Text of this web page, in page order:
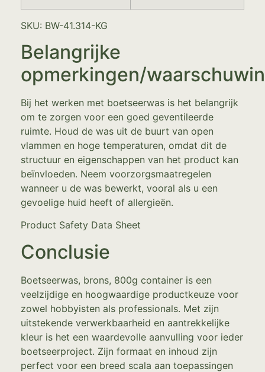
SKU: BW-41.314-KG
Belangrijke
opmerkingen/
Bij het werken met boetseerwas is het belangrijk
om te zorgen voor een goed geventileerde
ruimte. Houd de was uit de buurt van open
vlammen en hoge temperaturen, omdat dit de
structuur en eigenschappen van het product kan
beïnvloeden. Neem voorzorgsmaatregelen
wanneer u de was bewerkt, vooral als u een
gevoelige huid heeft of allergieën.
Product Safety Data Sheet
Conclusie
Boetseerwas, brons, 800g container is een
veelzijdige en hoogwaardige productkeuze voor
zowel hobbyisten als professionals. Met zijn
uitstekende verwerkbaarheid en aantrekkelijke
kleur is het een waardevolle aanvulling voor ieder
boetseerproject. Zijn formaat en inhoud zijn
perfect voor een breed scala aan toepassingen